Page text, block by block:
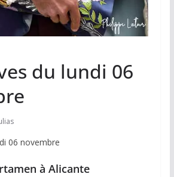
du lundi 06
06 novembre
à Alicante